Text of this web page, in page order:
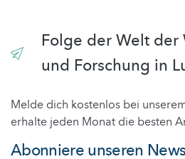
Folge der Welt der
und Forschung in
Melde dich kostenlos bei
erhalte jeden Monat die besten
Abonniere unseren